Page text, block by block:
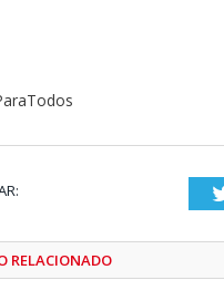
RELACIONADO